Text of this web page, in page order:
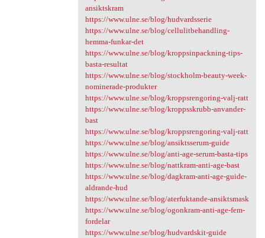
ansiktskram
https://www.ulne.se/blog/hudvardsserie
https://www.ulne.se/blog/cellulitbehandling-
hemma-funkar-det
https://www.ulne.se/blog/kroppsinpackning-tips-
basta-resultat
https://www.ulne.se/blog/stockholm-beauty-week-
nominerade-produkter
https://www.ulne.se/blog/kroppsrengoring-valj-ratt
https://www.ulne.se/blog/kroppsskrubb-anvander-
bast
https://www.ulne.se/blog/kroppsrengoring-valj-ratt
https://www.ulne.se/blog/ansiktsserum-guide
https://www.ulne.se/blog/anti-age-serum-basta-tips
https://www.ulne.se/blog/nattkram-anti-age-bast
https://www.ulne.se/blog/dagkram-anti-age-guide-
aldrande-hud
https://www.ulne.se/blog/aterfuktande-ansiktsmask
https://www.ulne.se/blog/ogonkram-anti-age-fem-
fordelar
https://www.ulne.se/blog/hudvardskit-guide